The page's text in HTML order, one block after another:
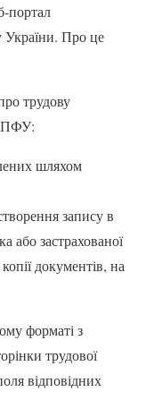
портал
України. Про це
трудову
ПФУ:
шляхом
запису в
або застрахованої
документів, на
форматі з
трудової
відповідних